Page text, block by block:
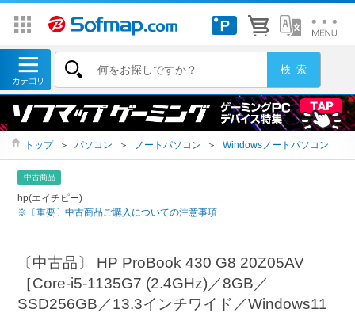
トップ ＞ パソコン ＞ ノートパソコン ＞ Windowsノートパソコン
中古商品
hp(エイチピー)
※〔重要〕中古商品ご購入についての注意事項
〔中古品〕 HP ProBook 430 G8 20Z05AV
［Core-i5-1135G7 (2.4GHz)／8GB／
SSD256GB／13.3インチワイド／Windows11